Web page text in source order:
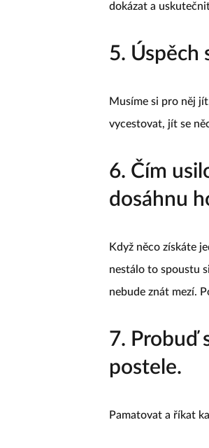
dokázat a
5. Úspěch
Musíme si pro něj
vycestovat, jít se
6. Čím
dosáhnu
Když něco získáte
nestálo to spoustu
nebude znát mezí.
7. Probuď
postele.
Pamatovat a říkat